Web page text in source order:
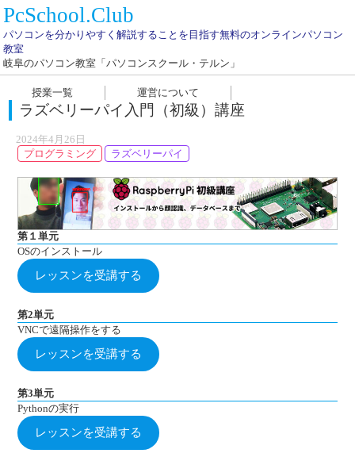
PcSchool.Club
パソコンを分かりやすく解説することを目指す無料のオンラインパソコン
教室
岐阜のパソコン教室「パソコンスクール・テルン」
授業一覧 運営について
ラズベリーパイ入門（初級）講座
2024年4月26日
プログラミング
ラズベリーパイ
第１単元
OSのインストール
レッスンを受講する
第2単元
VNCで遠隔操作をする
レッスンを受講する
第3単元
Pythonの実行
レッスンを受講する